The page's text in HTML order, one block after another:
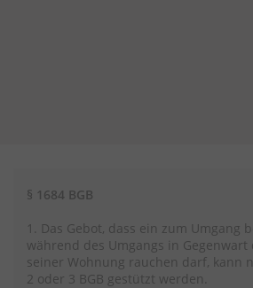
§ 1684 BGB
1. Das Gebot, dass ein zum Umgang
während des Umgangs in
seiner Wohnung rauchen darf, kann
2 oder 3 BGB gestützt werden.